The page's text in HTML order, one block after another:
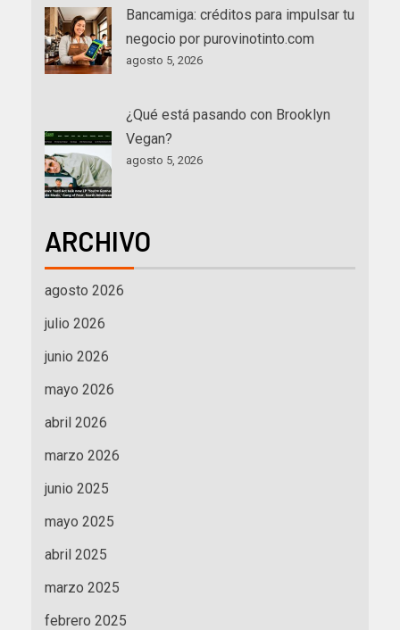
Bancamiga: créditos para impulsar tu
negocio por purovinotinto.com
agosto 5, 2026
¿Qué está pasando con Brooklyn
Vegan?
agosto 5, 2026
ARCHIVO
agosto 2026
julio 2026
junio 2026
mayo 2026
abril 2026
marzo 2026
junio 2025
mayo 2025
abril 2025
marzo 2025
febrero 2025